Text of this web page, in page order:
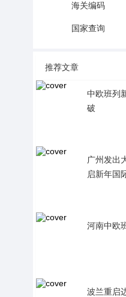
海关编码
国家查询
推荐文章
中欧班列
破
广州发出
启新年国
河南中欧
波兰重启